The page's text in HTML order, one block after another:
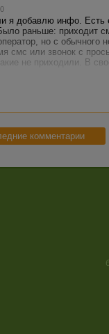
я добавлю инфо. Есть
раньше: приходит
но с обычного
смс или звонок с
не приходили. В
было.
что на ваш
что деньги пришли.
от моего.
я не собиралась, но
не теряют, а если
комментарии